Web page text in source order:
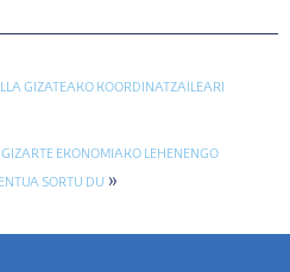
GIZATEAKO KOORDINATZAILEARI
EKONOMIAKO LEHENENGO
SORTU DU »